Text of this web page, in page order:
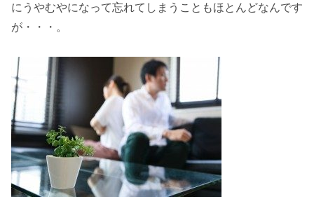
にうやむやになって忘れてしまうこともほとんどなんです
が・・・。